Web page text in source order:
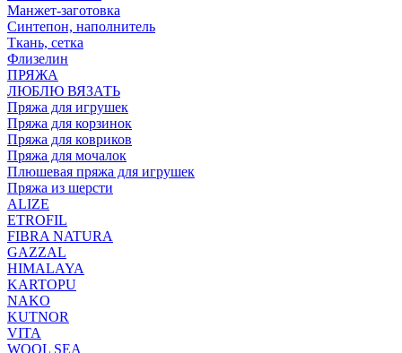
Манжет-заготовка
Синтепон, наполнитель
Ткань, сетка
Флизелин
ПРЯЖА
ЛЮБЛЮ ВЯЗАТЬ
Пряжа для игрушек
Пряжа для корзинок
Пряжа для ковриков
Пряжа для мочалок
Плюшевая пряжа для игрушек
Пряжа из шерсти
ALIZE
ETROFIL
FIBRA NATURA
GAZZAL
HIMALAYA
KARTOPU
NAKO
KUTNOR
VITA
WOOL SEA